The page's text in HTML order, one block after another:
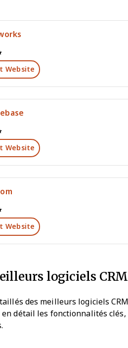
Website
Website
Website
logiciels
des meilleurs logiciels
en détail les fonctionnalités clés,